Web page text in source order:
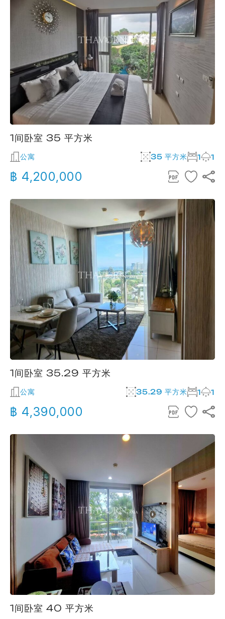
1间卧室 35 平方米
公寓 35 平方米 1 1
฿ 4,200,000
1间卧室 35.29 平方米
公寓 35.29 平方米 1 1
฿ 4,390,000
1间卧室 40 平方米